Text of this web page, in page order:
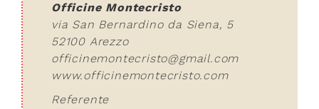
Officine Montecristo
via San Bernardino da Siena, 5
52100 Arezzo
officinemontecristo@gmail.com
www.officinemontecristo.com
Referente